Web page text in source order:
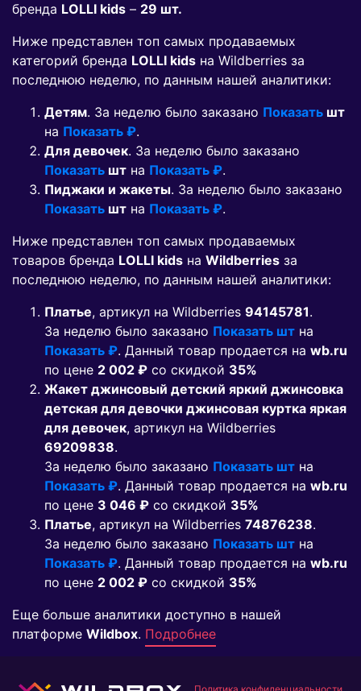
бренда LOLLI kids – 29 шт.
Ниже представлен топ самых продаваемых
категорий бренда LOLLI kids на Wildberries за
последнюю неделю, по данным нашей аналитики:
Детям. За неделю было заказано Показать шт
на Показать ₽.
Для девочек. За неделю было заказано
Показать шт на Показать ₽.
Пиджаки и жакеты. За неделю было заказано
Показать шт на Показать ₽.
Ниже представлен топ самых продаваемых
товаров бренда LOLLI kids на Wildberries за
последнюю неделю, по данным нашей аналитики:
Платье, артикул на Wildberries 94145781.
За неделю было заказано Показать шт на
Показать ₽. Данный товар продается на wb.ru
по цене 2 002 ₽ co скидкой 35%
Жакет джинсовый детский яркий джинсовка
детская для девочки джинсовая куртка яркая
для девочек, артикул на Wildberries
69209838.
За неделю было заказано Показать шт на
Показать ₽. Данный товар продается на wb.ru
по цене 3 046 ₽ co скидкой 35%
Платье, артикул на Wildberries 74876238.
За неделю было заказано Показать шт на
Показать ₽. Данный товар продается на wb.ru
по цене 2 002 ₽ co скидкой 35%
Еще больше аналитики доступно в нашей
платформе Wildbox. Подробнее